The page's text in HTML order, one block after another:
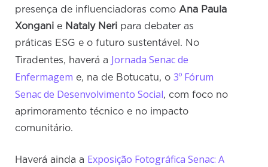
presença de influenciadoras comoAna Paula
Xongani e Nataly Neri para debater as
práticas ESG e o futuro sustentável. No
Tiradentes, haverá a Jornada Senac de
Enfermagem e, na de Botucatu, o3º Fórum
Senac de Desenvolvimento Social, com foco no
aprimoramento técnico e no impacto
comunitário.
Haverá ainda a Exposição Fotográfica Senac: A